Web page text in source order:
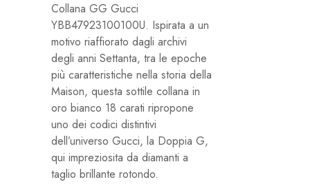
Collana GG Gucci
YBB47923100100U. Ispirata a un
motivo riaffiorato dagli archivi
degli anni Settanta, tra le epoche
più caratteristiche nella storia della
Maison, questa sottile collana in
oro bianco 18 carati ripropone
uno dei codici distintivi
dell’universo Gucci, la Doppia G,
qui impreziosita da diamanti a
taglio brillante rotondo.